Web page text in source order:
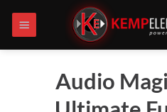
naar
inhoud
Audio